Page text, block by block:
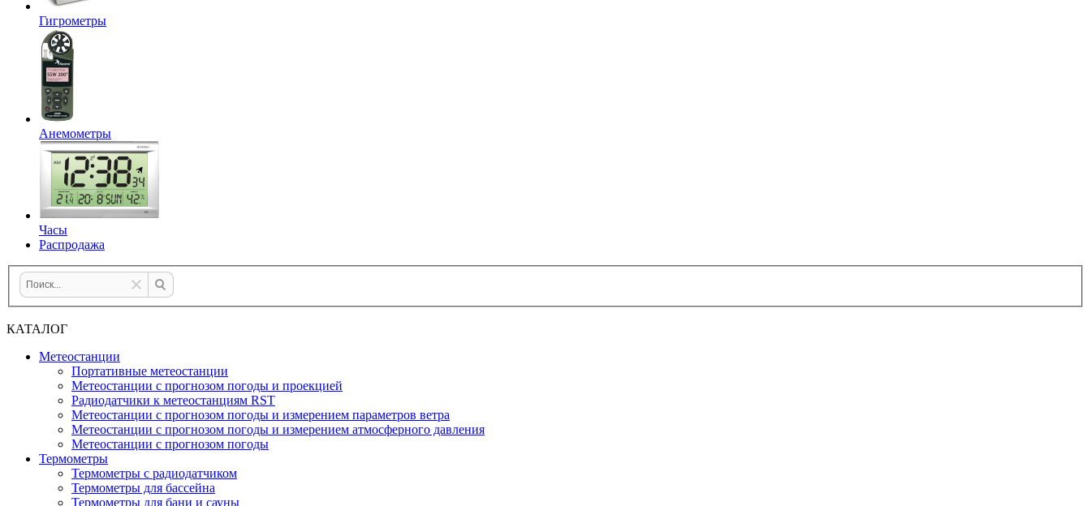
Гигрометры
Анемометры
Часы
Распродажа
КАТАЛОГ
Метеостанции
Портативные метеостанции
Метеостанции с прогнозом погоды и проекцией
Радиодатчики к метеостанциям RST
Метеостанции с прогнозом погоды и измерением параметров ветра
Метеостанции с прогнозом погоды и измерением атмосферного давления
Метеостанции с прогнозом погоды
Термометры
Термометры с радиодатчиком
Термометры для бассейна
Термометры для бани и сауны